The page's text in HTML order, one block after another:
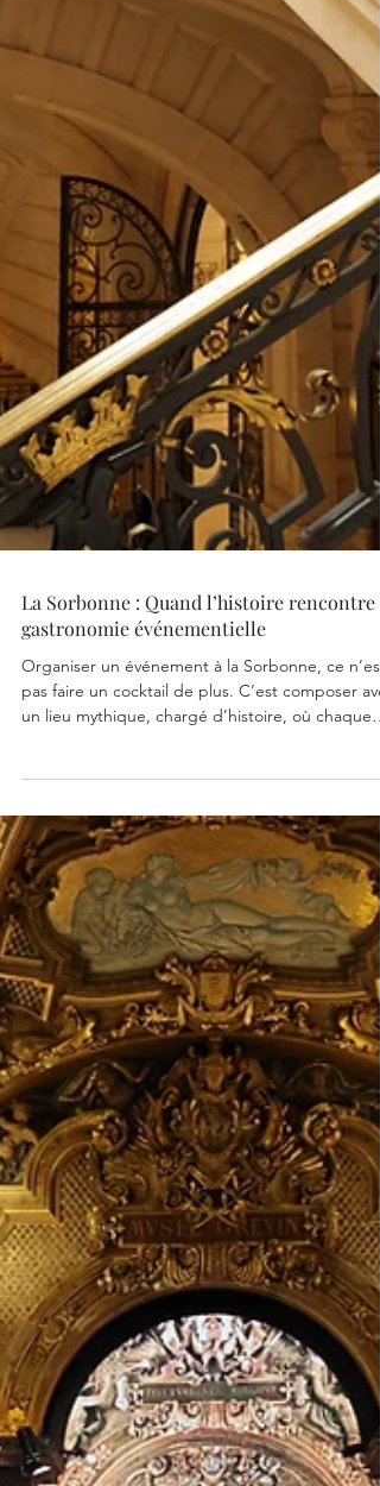
La Sorbonne : Quand l’histoire rencontre
gastronomie événementielle
Organiser un événement à la Sorbonne, ce n’est
détail compte. Le défi LL Concept ? Créer une
respectueuse du patrimoine, sans tomber dans
l’effet “musée avec petits-fours” . Résultat : des
buffets signature intégrés à l’architecture, une
mise en scène sobre mais percutante, et une
gastronomie pensée pour réveiller les esprits —
même les plus s